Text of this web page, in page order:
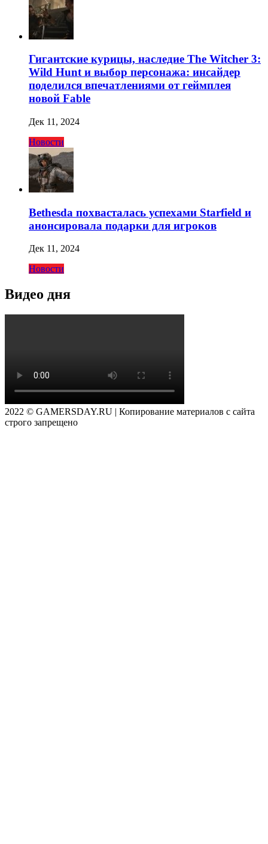
Гигантские курицы, наследие The Witcher 3:
Wild Hunt и выбор персонажа: инсайдер
поделился впечатлениями от геймплея
новой Fable
Дек 11, 2024
Новости
Bethesda похвасталась успехами Starfield и
анонсировала подарки для игроков
Дек 11, 2024
Новости
Видео дня
2022 © GAMERSDAY.RU | Копирование материалов с сайта
строго запрещено